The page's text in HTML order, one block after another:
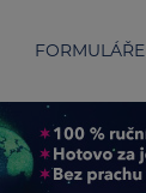
FORMULÁŘE